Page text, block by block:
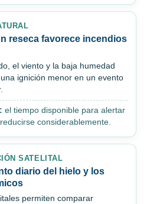
reseca favorece incendios
el viento y la baja humedad
ignición menor en un evento
el tiempo disponible para alertar
considerablemente.
SATELITAL
diario del hielo y los
permiten comparar